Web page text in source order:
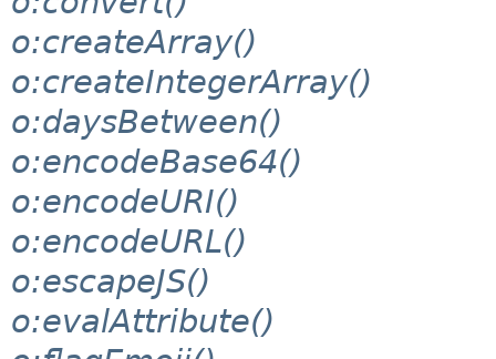
o:createArray()
o:createIntegerArray()
o:daysBetween()
o:encodeBase64()
o:encodeURI()
o:encodeURL()
o:escapeJS()
o:evalAttribute()